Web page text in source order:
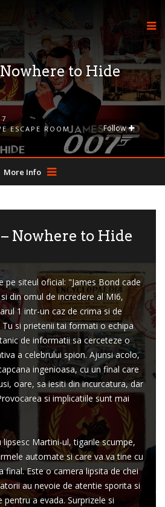
Nowhere to Hide
ESCAPE ROOM Follow
More Info
– Nowhere to Hide
pe siteul oficial: "James Bond cade
din omul de incredere al MI6,
1 intr-un caz de crima si de
si prietenii tai formati o echipa
de informatii sa cerceteze o
a celebrului spion. Ajunsi acolo,
ingenioasa, cu un final care
oare, sa iesiti din incurcatura, dar
si implicatiile sunt mai
Martini-ul, tigarile scumpe,
automate si care va va tine cu
final. Este o camera lipsita de chei
au nevoie de atentie sporita si
a evada. Surprizele si